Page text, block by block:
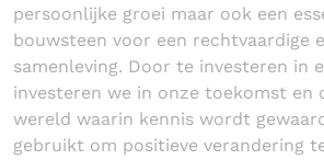
persoonlijke groei maar ook een
bouwsteen voor een rechtvaardige
samenleving. Door te investeren in
investeren we in onze toekomst en
wereld waarin kennis wordt
gebruikt om positieve verandering